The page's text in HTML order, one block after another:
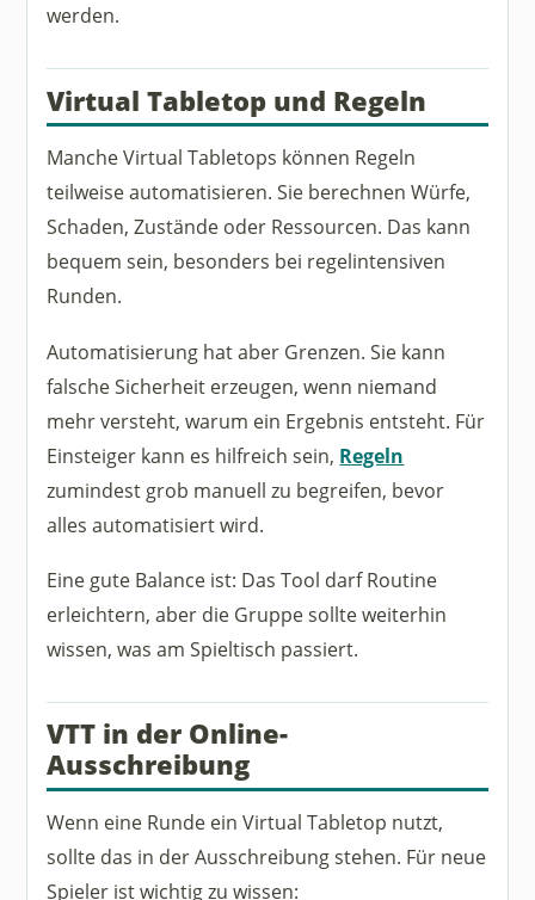
werden.
Virtual Tabletop und Regeln
Manche Virtual Tabletops können Regeln
teilweise automatisieren. Sie berechnen Würfe,
Schaden, Zustände oder Ressourcen. Das kann
bequem sein, besonders bei regelintensiven
Runden.
Automatisierung hat aber Grenzen. Sie kann
falsche Sicherheit erzeugen, wenn niemand
mehr versteht, warum ein Ergebnis entsteht. Für
Einsteiger kann es hilfreich sein, Regeln
zumindest grob manuell zu begreifen, bevor
alles automatisiert wird.
Eine gute Balance ist: Das Tool darf Routine
erleichtern, aber die Gruppe sollte weiterhin
wissen, was am Spieltisch passiert.
VTT in der Online-
Ausschreibung
Wenn eine Runde ein Virtual Tabletop nutzt,
sollte das in der Ausschreibung stehen. Für neue
Spieler ist wichtig zu wissen: